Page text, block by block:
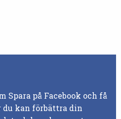
Spara på Facebook och få
du kan förbättra din